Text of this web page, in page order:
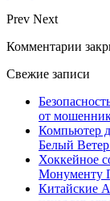
Prev Next
Комментарии
Свежие записи
от
Компьютер
Белый
Хоккейное
Монументу
Китайские